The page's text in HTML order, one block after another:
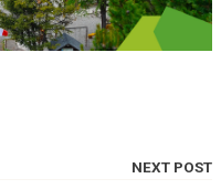
NEXT POST